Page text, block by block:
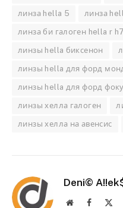
линза hella 5 линза
линза би галоген hella r h7
линзы hella биксенон
линзы hella для форд
линзы hella для форд
линзы хелла галоген
линзы хелла на авенсис
Deni©
WebsiteFacebook